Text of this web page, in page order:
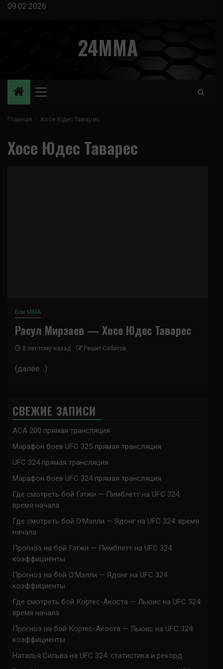
Перейти
09.02.2026
24MMA
Основное
Главная Хосе Юдес Таварес
Хосе Юдес Таварес
Бои ММА
Расул Мирзаев — Хосе Юдес Таварес
8 лет тому назад Решит Сабитов
(далее…)
СВЕЖИЕ ЗАПИСИ
ACA 200 прямая трансляция
Марафон боев UFC 325 прямая трансляция
UFC 324 прямая трансляция
Марафон боев UFC 324 прямая трансляция
Где смотреть бой Гэтжи — Пимблетт на UFC 324:
время начала
Где смотреть бой О’Мэлли — Ядонг на UFC 324: время
начала
Прогноз на бой Гэтжи — Пимблетт на UFC 324:
коэффициенты
Прогноз на бой О’Мэлли — Ядонг на UFC 324:
коэффициенты
Где смотреть бой Кортес-Акоста — Льюис на UFC 324:
время начала
Прогноз на бой Кортес-Акоста — Льюис на UFC 324:
коэффициенты
Наталья Сильва на UFC 324: статистика и рекорд